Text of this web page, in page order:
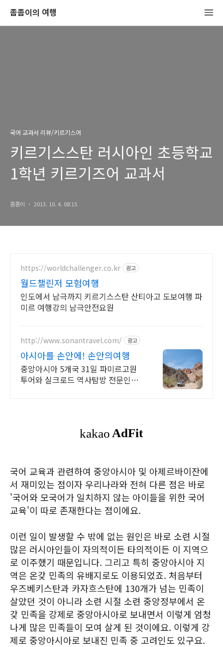
좀좀이의 여행
국어 교과서 리뷰/키르기스어
키르기스스탄 러시아인 초등학교
1학년 키르기즈어 교과서
좀좀이 2013. 10. 4. 08:15
https://worldchallenger.co.kr 광고
월드챌린저 모험여행
인도에서 남극까지 키르기스스탄 산티아고 도보여행 파
미르 여행강의 남극안전요원
http://www.sonantravel.com/ 광고
아시아를 손안에! 손안의여행
중앙아시아 5개국 31일 파미르고원
투어와 실크로드 역사탐방 전문인솔
국어 교육과 관련하여 중앙아시아 및 아제르바이잔에
서 재미있는 점이자 우리나라와 전혀 다른 점은 바로
'국어와 모국어가 일치하지 않는 아이들을 위한 국어
교육'이 따로 존재한다는 점이에요.
이런 일이 발생할 수 밖에 없는 원인은 바로 소련 시절
많은 러시아인들이 자의적이든 타의적이든 이 지역으
로 이주했기 때문입니다. 그리고 특히 중앙아시아 지
역은 온갖 민족의 유배지로도 이용되었죠. 처음부터
우즈베키스탄과 카자흐스탄에 130개가 넘는 민족이
살았던 것이 아니라 소련 시절 소련 중앙정부에서 온
갖 민족을 강제로 중앙아시아로 보내면서 이렇게 엄청
나게 많은 민족들이 모여 살게 된 것이에요. 이렇게 강
제로 중앙아시아로 보내진 민족 중 고려인도 있구요.